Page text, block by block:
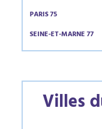
PARIS 75
SEINE-ET-MARNE 77
Villes